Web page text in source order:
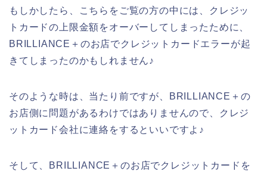
もしかしたら、こちらをご覧の方の中には、クレジッ
トカードの上限金額をオーバーしてしまったために、
BRILLIANCE＋のお店でクレジットカードエラーが起
きてしまったのかもしれません♪
そのような時は、当たり前ですが、BRILLIANCE＋の
お店側に問題があるわけではありませんので、クレジ
ットカード会社に連絡をするといいですよ♪
そして、BRILLIANCE＋のお店でクレジットカードを